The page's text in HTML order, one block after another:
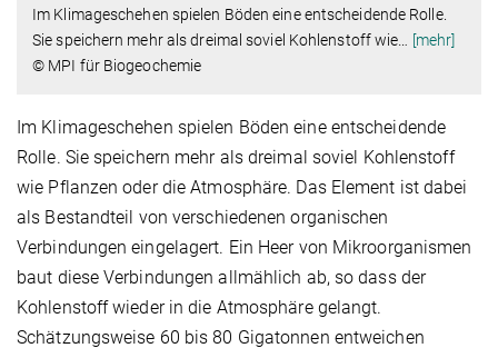
Im Klimageschehen spielen Böden eine entscheidende Rolle.
Sie speichern mehr als dreimal soviel Kohlenstoff wie
[mehr]
© MPI für Biogeochemie
Im Klimageschehen spielen Böden eine entscheidende
Rolle. Sie speichern mehr als dreimal soviel Kohlenstoff
wie Pflanzen oder die Atmosphäre. Das Element ist dabei
als Bestandteil von verschiedenen organischen
Verbindungen eingelagert. Ein Heer von Mikroorganismen
baut diese Verbindungen allmählich ab, so dass der
Kohlenstoff wieder in die Atmosphäre gelangt.
Schätzungsweise 60 bis 80 Gigatonnen entweichen